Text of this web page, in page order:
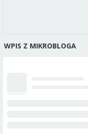
WPIS Z MIKROBLOGA